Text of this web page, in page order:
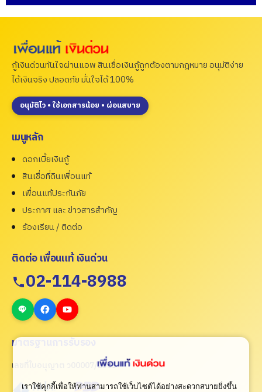
กู้เงินด่วนทันใจผ่านแอพ สินเชื่อเงินกู้ถูกต้องตามกฎหมาย อนุมัติง่าย
ได้เงินจริง ปลอดภัย มั่นใจได้ 100%
อนุมัติไว • ใช้เอกสารน้อย • ผ่อนสบาย
เมนูหลัก
ดอกเบี้ยเงินกู้
สินเชื่อที่ดินเพื่อนแท้
เพื่อนแท้ประกันภัย
ประกาศ และ ข่าวสารสำคัญ
ร้องเรียน / ติดต่อ
ติดต่อ เพื่อนแท้ เงินด่วน
02-114-8988
มาตรฐานการรับรอง
เลขที่ใบอนุญาต ว00007/2565
เราใช้คุกกี้เพื่อให้ท่านสามารถใช้เว็บไซต์ได้อย่างสะดวกสบายยิ่งขึ้น